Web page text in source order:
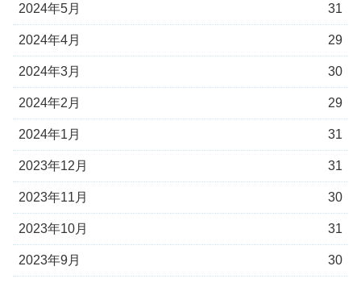
2024年5月 31
2024年4月 29
2024年3月 30
2024年2月 29
2024年1月 31
2023年12月 31
2023年11月 30
2023年10月 31
2023年9月 30